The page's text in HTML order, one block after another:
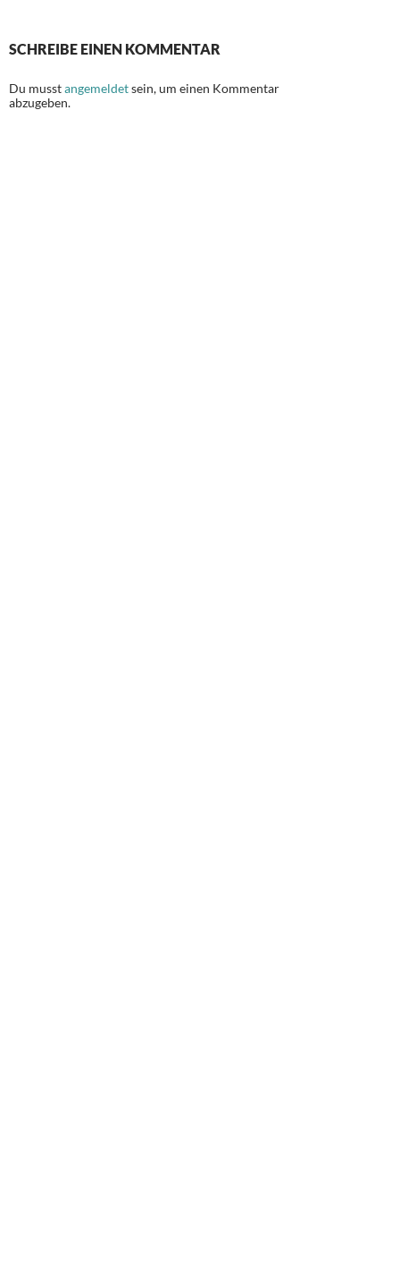
SCHREIBE EINEN KOMMENTAR
Du musstangemeldetsein, um einen Kommentar
abzugeben.